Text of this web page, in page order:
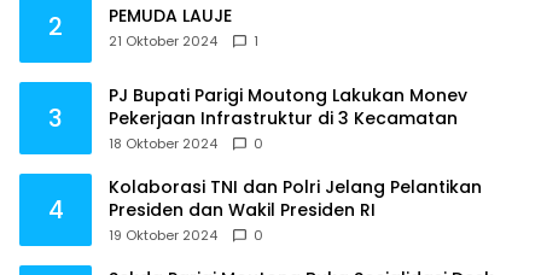
2 PEMUDA LAUJE
21 Oktober 2024 1
3
PJ Bupati Parigi Moutong Lakukan Monev
Pekerjaan Infrastruktur di 3 Kecamatan
18 Oktober 2024 0
4
Kolaborasi TNI dan Polri Jelang Pelantikan
Presiden dan Wakil Presiden RI
19 Oktober 2024 0